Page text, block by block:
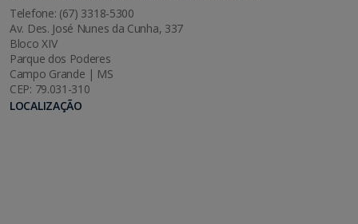
Telefone: (67) 3318-5300
Av. Des. José Nunes da Cunha, 337
Bloco XIV
Parque dos Poderes
Campo Grande | MS
CEP: 79.031-310
LOCALIZAÇÃO